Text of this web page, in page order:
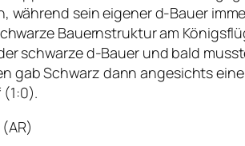
sein eigener d-Bauer
Bauernstruktur am
schwarze d-Bauer und bald
gab Schwarz dann angesichts